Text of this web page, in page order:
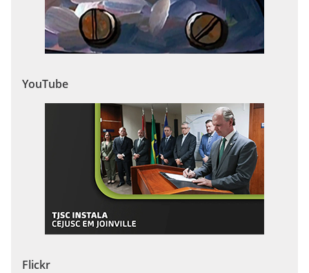
YouTube
Flickr